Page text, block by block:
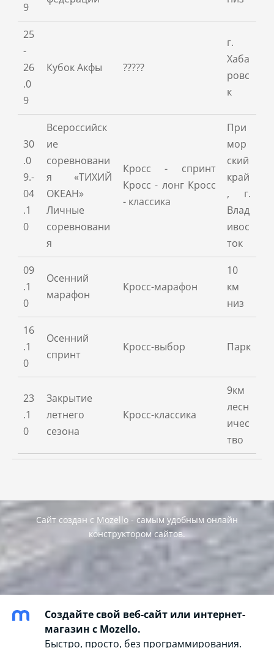
9
25
-
26
.0
9
Кубок Акфы ?????
г.
Хаба
ровс
к
30
.0
9.-
04
.1
0
Всероссийск
ие
соревновани
я «ТИХИЙ
ОКЕАН»
Личные
соревновани
я
Кросс - спринт
Кросс - лонг Кросс
- классика
При
мор
ский
край
, г.
Влад
ивос
ток
09
.1
0
Осенний
марафон
Кросс-марафон
10
км
низ
16
.1
0
Осенний
спринт
Кросс-выбор Парк
23
.1
0
Закрытие
летнего
сезона
Кросс-классика
9км
лесн
ичес
тво
Сайт создан с Mozello - самым удобным онлайн
конструктором сайтов.
Создайте свой веб-сайт или интернет-
магазин с Mozello.
Быстро, просто, без программирования.